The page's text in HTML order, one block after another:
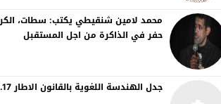
محمد لامين شنقيطي يكتب: سطات،
حفر في الذاكرة من اجل المستقبل
جدل الهندسة اللغوية بالقانون الاطار 51.17